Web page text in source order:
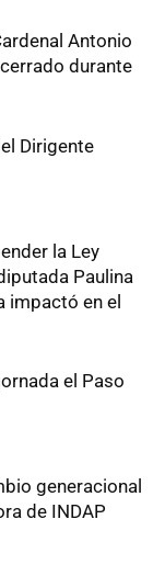
Antonio
durante
Dirigente
la Ley
Paulina
impactó en el
el Paso
generacional
de INDAP